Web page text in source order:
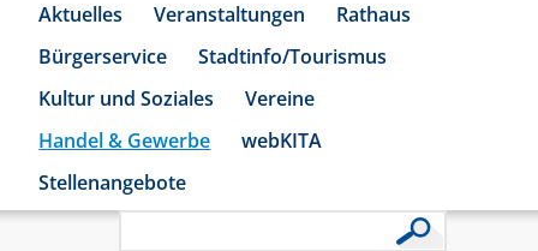
Aktuelles Veranstaltungen
Rathaus
Bürgerservice
Stadtinfo/Tourismus
Kultur und Soziales
Vereine
Handel & Gewerbe
webKITA
Stellenangebote